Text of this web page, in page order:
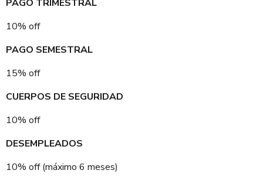
PAGO TRIMESTRAL
10% off
PAGO SEMESTRAL
15% off
CUERPOS DE SEGURIDAD
10% off
DESEMPLEADOS
10% off (máximo 6 meses)